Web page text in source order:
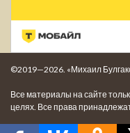
©2019—2026. «Михаил
Все материалы на сайте
целях. Все права